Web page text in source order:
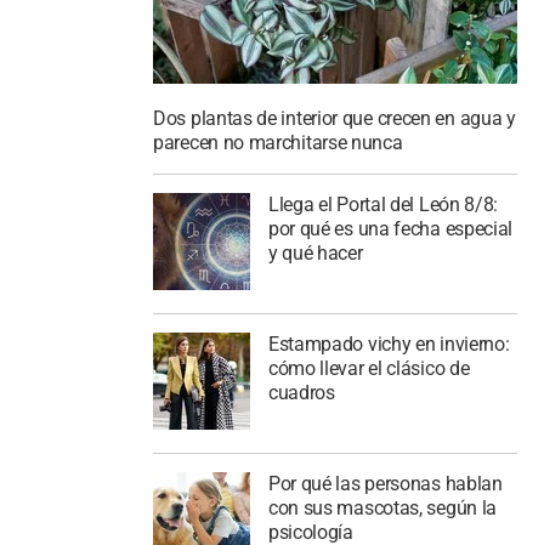
Dos plantas de interior que crecen en agua y
parecen no marchitarse nunca
Llega el Portal del León 8/8:
por qué es una fecha especial
y qué hacer
Estampado vichy en invierno:
cómo llevar el clásico de
cuadros
Por qué las personas hablan
con sus mascotas, según la
psicología